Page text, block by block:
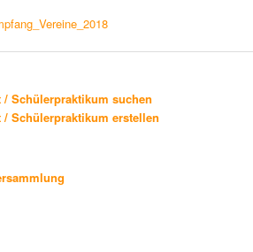
Schülerpraktikum suchen
Schülerpraktikum erstellen